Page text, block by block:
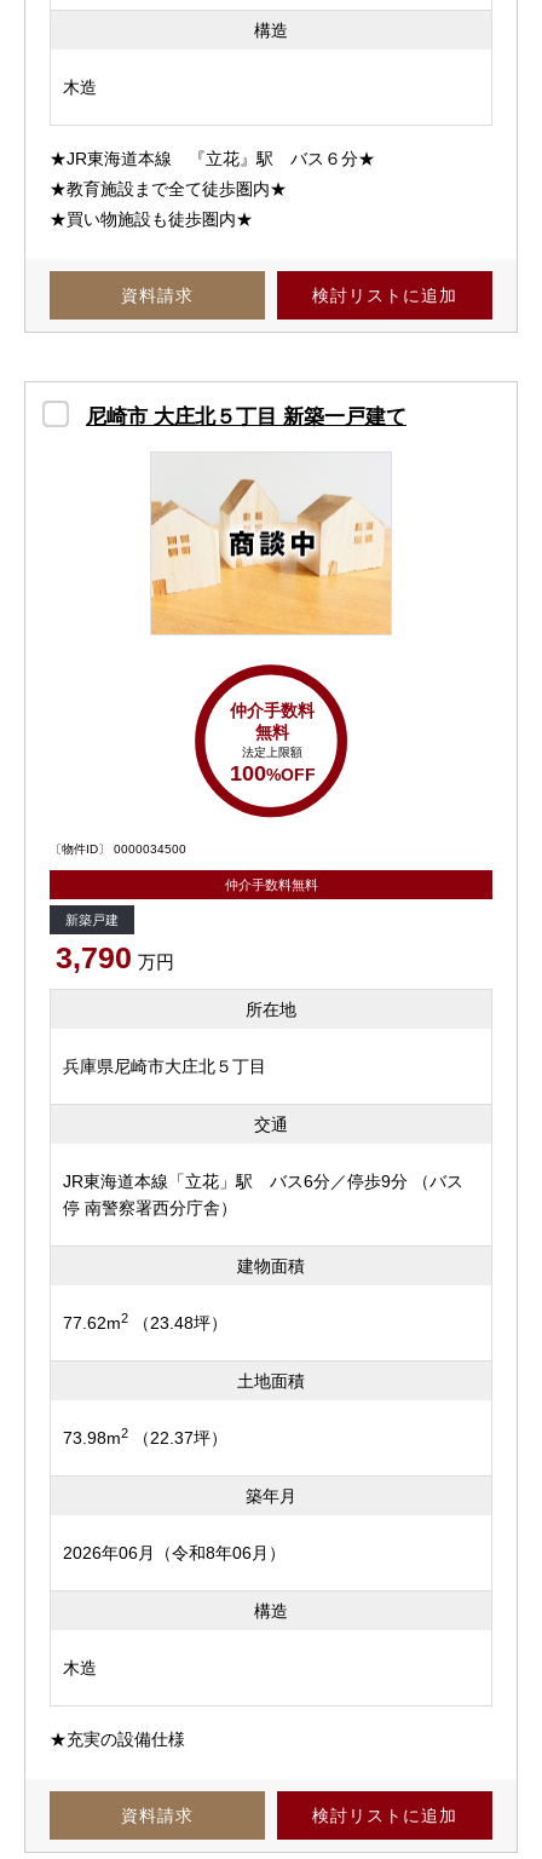
構造
木造
資料請求 検討リスト に追加
★JR東海道本線 『立花』駅 バス６分★
★教育施設まで全て徒歩圏内★
★買い物施設も徒歩圏内★
尼崎市 大庄北５丁目 新築一戸建て
仲介手数料
無料
法定上限額
100%OFF
〔物件ID〕 0000034500
仲介手数料無料
新築戸建
3,790 万円
所在地
兵庫県尼崎市大庄北５丁目
交通
JR東海道本線「立花」駅 バス6分／停歩9分 （バス
停 南警察署西分庁舎）
建物面積
77.62m2 （23.48坪）
土地面積
73.98m2 （22.37坪）
築年月
2026年06月（令和8年06月）
構造
木造
資料請求 検討リスト に追加
★充実の設備仕様